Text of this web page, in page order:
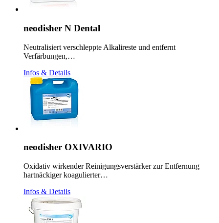
neodisher N Dental
Neutralisiert verschleppte Alkalireste und entfernt
Verfärbungen,…
Infos & Details
neodisher OXIVARIO
Oxidativ wirkender Reinigungsverstärker zur Entfernung
hartnäckiger koagulierter…
Infos & Details